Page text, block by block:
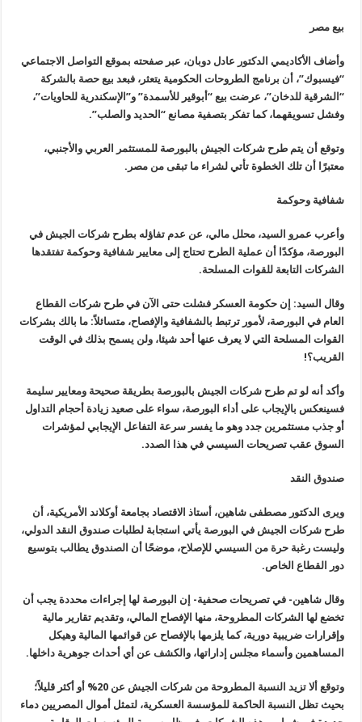
بيع مصر
وأضاف الأكاديمي الدكتور عادل دوبان، عبر صفحته بموقع التواصل الاجتماعي
“فيسبوك”، أن برنامج الطروحات الحكومية يتعثر، فبعد بيع حصة بالشركة
“الشرقية للدخان”، عرضت بيع “أبوقير للأسمدة” و”الإسكندرية للحاويات”،
وفشل تسويقهما، كما تفكر بتصفية مصانع “الحديد والصلب”.
وتوقع أن يتم طرح شركات الجيش بالبورصة للمستثمر العربي والأجنبي،
معتبرًا أن تلك الخطوة تأتي لشراء ما تبقى من مصر .
شفافية وحوكمة
وأعرب عمرو السيد، محلل مالي، عن عدم تفاؤله بطرح شركات الجيش في
البورصة، مؤكدًا أن عملية الطرح تحتاج إلى معايير شفافية وحوكمة تفتقدها
الشركات التابعة للقوات المسلحة.
وقال السيد: إن حكومة العسكر فشلت حتى الآن في طرح شركات القطاع
العام في البورصة، لأمور ترتبط بالشفافية والإفصاح، متسائلاً: ما بالك بشركات
القوات المسلحة التي لا يعرف عنها أحد شيئا، ولن يسمح بذلك في الوقت
القريب؟!
وأكد أنه لو تم طرح شركات الجيش بالبورصة بطريقة صحيحة ومعايير سليمة
فسينعكس بالإيجاب على أداء البورصة، سواء على صعيد زيادة أحجام التداول
أو جذب مستثمرين جدد وهو ما يفسر سرعة التفاعل الإيجابي لمؤشرات
السوق عقب تصريحات السيسي في هذا الصدد.
صندوق النقد
ويرى الدكتور مصطفى شاهين، أستاذ الاقتصاد بجامعة أوكلاند الأمريكية، أن
طرح شركات الجيش في البورصة يأتي استجابة لطلبات صندوق النقد الدولي،
وليست رغبة حرة من السيسي للإصلاح، موضحًا أن الصندوق يطالب بتوسيع
دور القطاع الخاص.
وقال شاهين- في تصريحات صحفية- إن البورصة لها إجراءات محددة يجب أن
تخضع لها الشركات المطروحة، منها الإفصاح المالي، وتقديم تقارير مالية
وإقرارات ضريبية دورية، كما يلزمها بالإفصاح عن قوائمها المالية وهيكل
المساهمين وأسماء مجلس إداراتها، والكشف عن أي أحداث جوهرية داخلها.
وتوقع ألا تزيد النسبة المطروحة من شركات الجيش عن 20% أو أكثر قليلاً؛
بحيث تظل النسبة الحاكمة للمؤسسة العسكرية، لتمثل أموال المصريين دماء